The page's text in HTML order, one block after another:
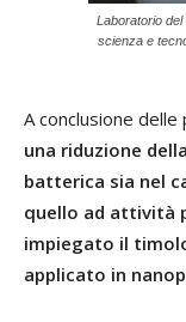
Laboratorio
scienza e
A conclusione
una riduzione
batterica sia nel
quello ad attività
impiegato il
applicato in